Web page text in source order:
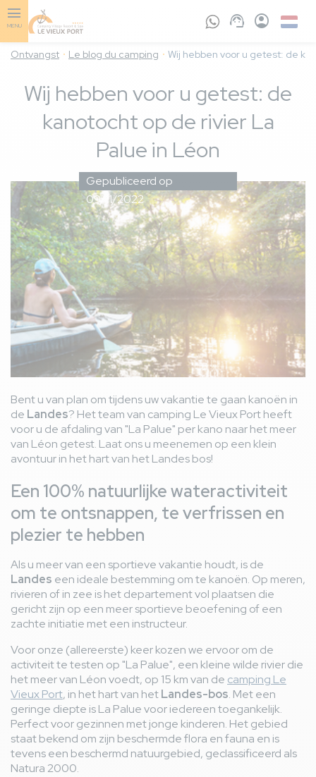
Skip
to
content
MENU Dutch
Ontvangst Le blog du camping Wij hebben voor u getest: de
Wij hebben voor u getest: de
kanotocht op de rivier La
Palue in Léon
Gepubliceerd op
09/11/2022
Bent u van plan om tijdens uw vakantie te gaan kanoën in
de Landes? Het team van camping Le Vieux Port heeft
voor u de afdaling van "La Palue" per kano naar het meer
van Léon getest. Laat ons u meenemen op een klein
avontuur in het hart van het Landes bos!
Een 100% natuurlijke wateractiviteit
om te ontsnappen, te verfrissen en
plezier te hebben
Als u meer van een sportieve vakantie houdt, is de
Landes een ideale bestemming om te kanoën. Op meren,
rivieren of in zee is het departement vol plaatsen die
gericht zijn op een meer sportieve beoefening of een
zachte initiatie met een instructeur.
Voor onze (allereerste) keer kozen we ervoor om de
activiteit te testen op "La Palue", een kleine wilde rivier die
het meer van Léon voedt, op 15 km van de camping Le
Vieux Port, in het hart van hetLandes-bos. Met een
geringe diepte is La Palue voor iedereen toegankelijk.
Perfect voor gezinnen met jonge kinderen. Het gebied
staat bekend om zijn beschermde flora en fauna en is
tevens een beschermd natuurgebied, geclassificeerd als
Natura 2000.